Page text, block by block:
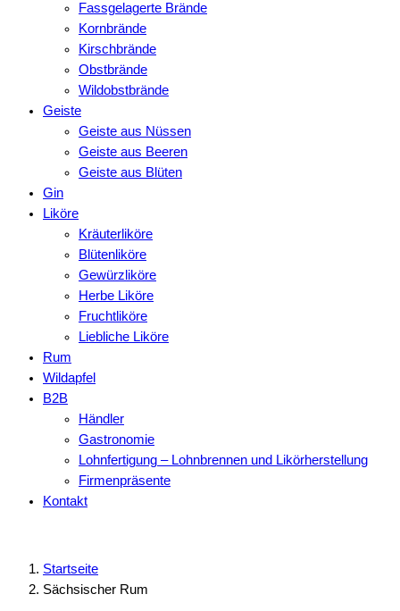
Fassgelagerte Brände
Kornbrände
Kirschbrände
Obstbrände
Wildobstbrände
Geiste
Geiste aus Nüssen
Geiste aus Beeren
Geiste aus Blüten
Gin
Liköre
Kräuterliköre
Blütenliköre
Gewürzliköre
Herbe Liköre
Fruchtliköre
Liebliche Liköre
Rum
Wildapfel
B2B
Händler
Gastronomie
Lohnfertigung – Lohnbrennen und Likörherstellung
Firmenpräsente
Kontakt
Startseite
Sächsischer Rum